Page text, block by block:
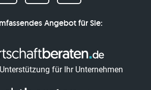
Angebot für Sie:
für Ihr Unternehmen